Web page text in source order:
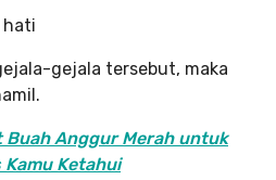
hati
gejala tersebut, maka
Buah Anggur Merah untuk
Ketahui